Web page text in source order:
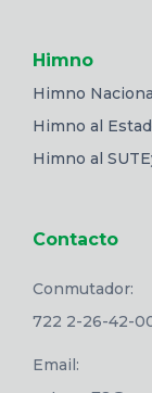
Himno
Himno
Himno al
Himno al
Contacto
Conmutador:
722 2-26-42-
Email: